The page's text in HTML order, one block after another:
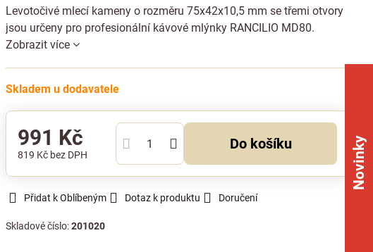
Levotočivé mlecí kameny o rozměru 75x42x10,5 mm se třemi otvory
jsou určeny pro profesionální kávové mlýnky RANCILIO MD80.
Zobrazit více
Skladem u dodavatele
991 Kč
819 Kč bez DPH
Do košíku
Přidat k Oblíbeným Dotaz k produktu Doručení
Skladové číslo:201020
Novinky